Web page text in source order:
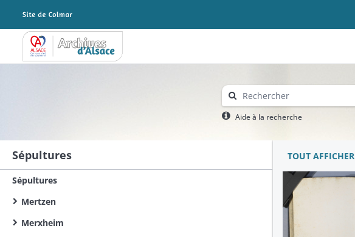
Archives Alsace - Colmar
Aide à la recherche
Sépultures
Sépultures
Mertzen
Merxheim
TOUT AFFICHER